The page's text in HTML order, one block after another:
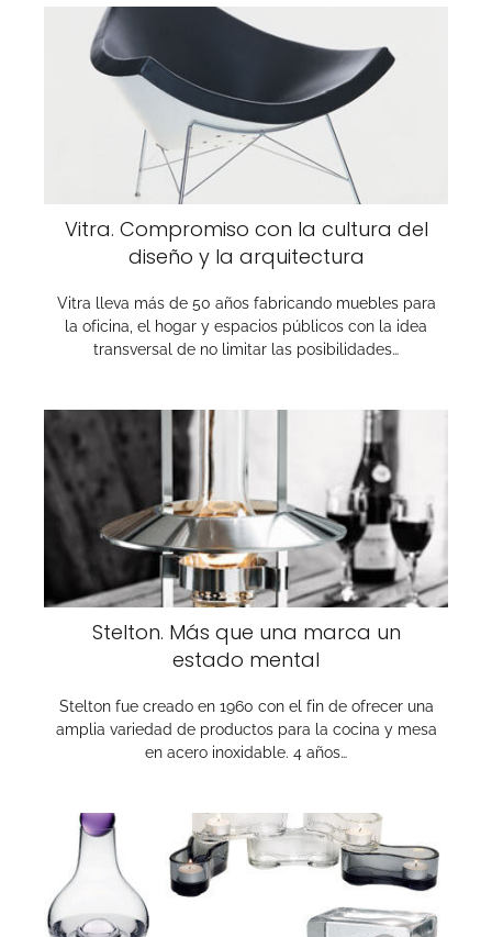
Vitra. Compromiso con la cultura del
diseño y la arquitectura
Vitra lleva más de 50 años fabricando muebles para
la oficina, el hogar y espacios públicos con la idea
transversal de no limitar las posibilidades…
Stelton. Más que una marca un
estado mental
Stelton fue creado en 1960 con el fin de ofrecer una
amplia variedad de productos para la cocina y mesa
en acero inoxidable. 4 años…